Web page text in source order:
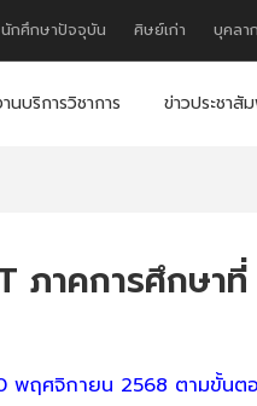
นักศึกษาปัจจุบัน ศิษย์เก่า บุคลา
นบริการวิชาการ ข่าวประชาสั
ภาคการศึกษา
พฤศจิกายน 2568 ตามขั้น